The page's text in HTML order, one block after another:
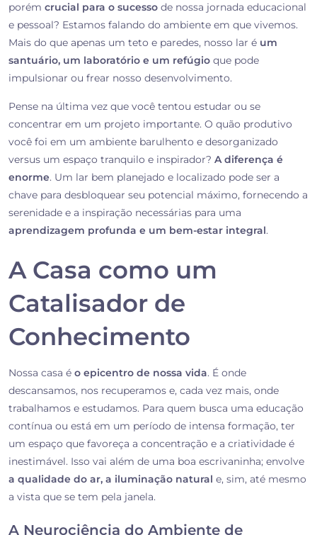
porém crucial para o sucesso de nossa jornada educacional
e pessoal? Estamos falando do ambiente em que vivemos.
Mais do que apenas um teto e paredes, nosso lar é um
santuário, um laboratório e um refúgio que pode
impulsionar ou frear nosso desenvolvimento.
Pense na última vez que você tentou estudar ou se
concentrar em um projeto importante. O quão produtivo
você foi em um ambiente barulhento e desorganizado
versus um espaço tranquilo e inspirador? A diferença é
enorme. Um lar bem planejado e localizado pode ser a
chave para desbloquear seu potencial máximo, fornecendo a
serenidade e a inspiração necessárias para uma
aprendizagem profunda e um bem-estar integral.
A Casa como um
Catalisador de
Conhecimento
Nossa casa é o epicentro de nossa vida. É onde
descansamos, nos recuperamos e, cada vez mais, onde
trabalhamos e estudamos. Para quem busca uma educação
contínua ou está em um período de intensa formação, ter
um espaço que favoreça a concentração e a criatividade é
inestimável. Isso vai além de uma boa escrivaninha; envolve
a qualidade do ar, a iluminação natural e, sim, até mesmo
a vista que se tem pela janela.
A Neurociência do Ambiente de